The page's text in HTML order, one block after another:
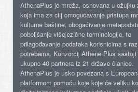
AthenaPlus je mreža, osnovana u ožujku
koja ima za cilj omogućavanje pristupa
kulturne baštine, obogaćivanje
poboljšanje višejezične terminologije, te
prilagođavanje podataka korisnicima s
potrebama. Konzorcij Athene Plus sastoji
ukupno 40 partnera iz 21 države članice.
AthenaPlus je usko povezana s
platformom pomoću koje koje će veliku